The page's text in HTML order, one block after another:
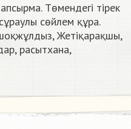
Төмендегі тірек
сөйлем құра.
Жетіқарақшы,
расытхана,